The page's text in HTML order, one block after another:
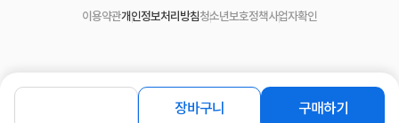
장바구니 구매하기
이용약관개인정보처리방침청소년보호정책사업자확인